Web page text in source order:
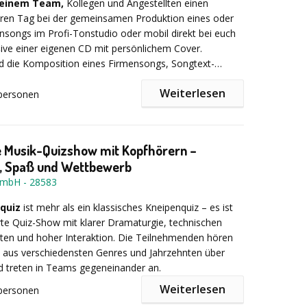
Gesundheit & Wohlbefinden
Geburtstag usw.
und es sind keine Vorerfahrungen
des percussion+m Drum Circle Facilitator.
Circle ermöglicht eine offene musikalische
kooperativen und fehlerfreien Atmosphäre und
etwas anderen Blick auf die Aspekte der Teamkultur
Vertrauen und gegenseitige Unterstützung.
Minuten entsteht ein beeindruckendes Trommel-
Der gemeinsame Rhythmus im Drum
eigene Wohlbefinden und fördert ein positives
percussion+m gehört unter der Federführung von
zu den Wegbereitern der Drum Circle Bewegung in
Team, Kollegen und Angestellten einen
Tag bei der gemeinsamen Produktion eines oder
im Profi-Tonstudio oder mobil direkt bei euch
einer eigenen CD mit persönlichem Cover.
die Komposition eines Firmensongs, Songtext-
Weiterlesen
Quizshow mit Kopfhörern –
Spaß und Wettbewerb
- 28583
ist mehr als ein klassisches Kneipenquiz – es ist
Quiz-Show mit klarer Dramaturgie, technischen
und hoher Interaktion. Die Teilnehmenden hören
verschiedensten Genres und Jahrzehnten über
treten in Teams gegeneinander an.
Weiterlesen